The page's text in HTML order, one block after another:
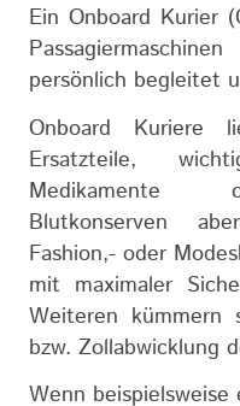
Ein Onboard Kurier
persönlich begleitet
Onboard Kuriere
Ersatzteile,
Medikamente
Blutkonserven
Fashion,- oder
mit maximaler
Weiteren kümmern
bzw. Zollabwicklung
Wenn